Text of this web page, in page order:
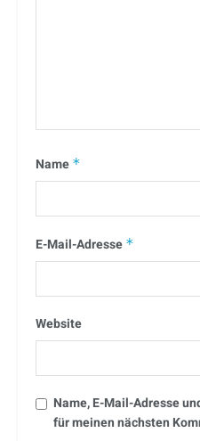
Name *
E-Mail-Adresse *
Website
Name, E-Mail-Adresse
für meinen nächsten